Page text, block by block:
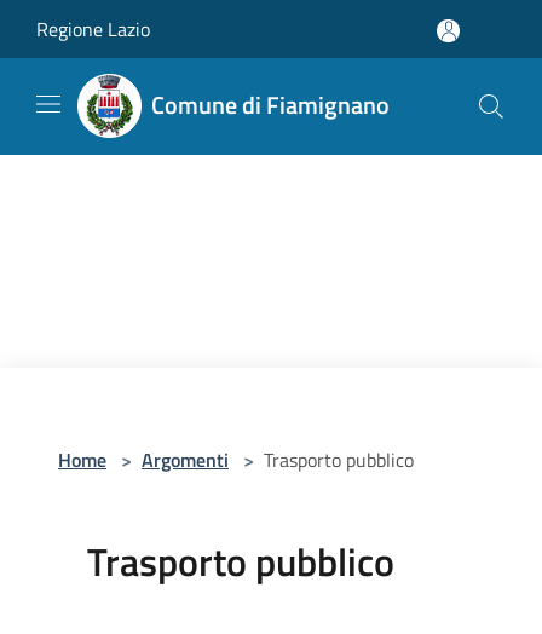
Regione Lazio
Comune di Fiamignano
Home > Argomenti > Trasporto pubblico
Trasporto pubblico